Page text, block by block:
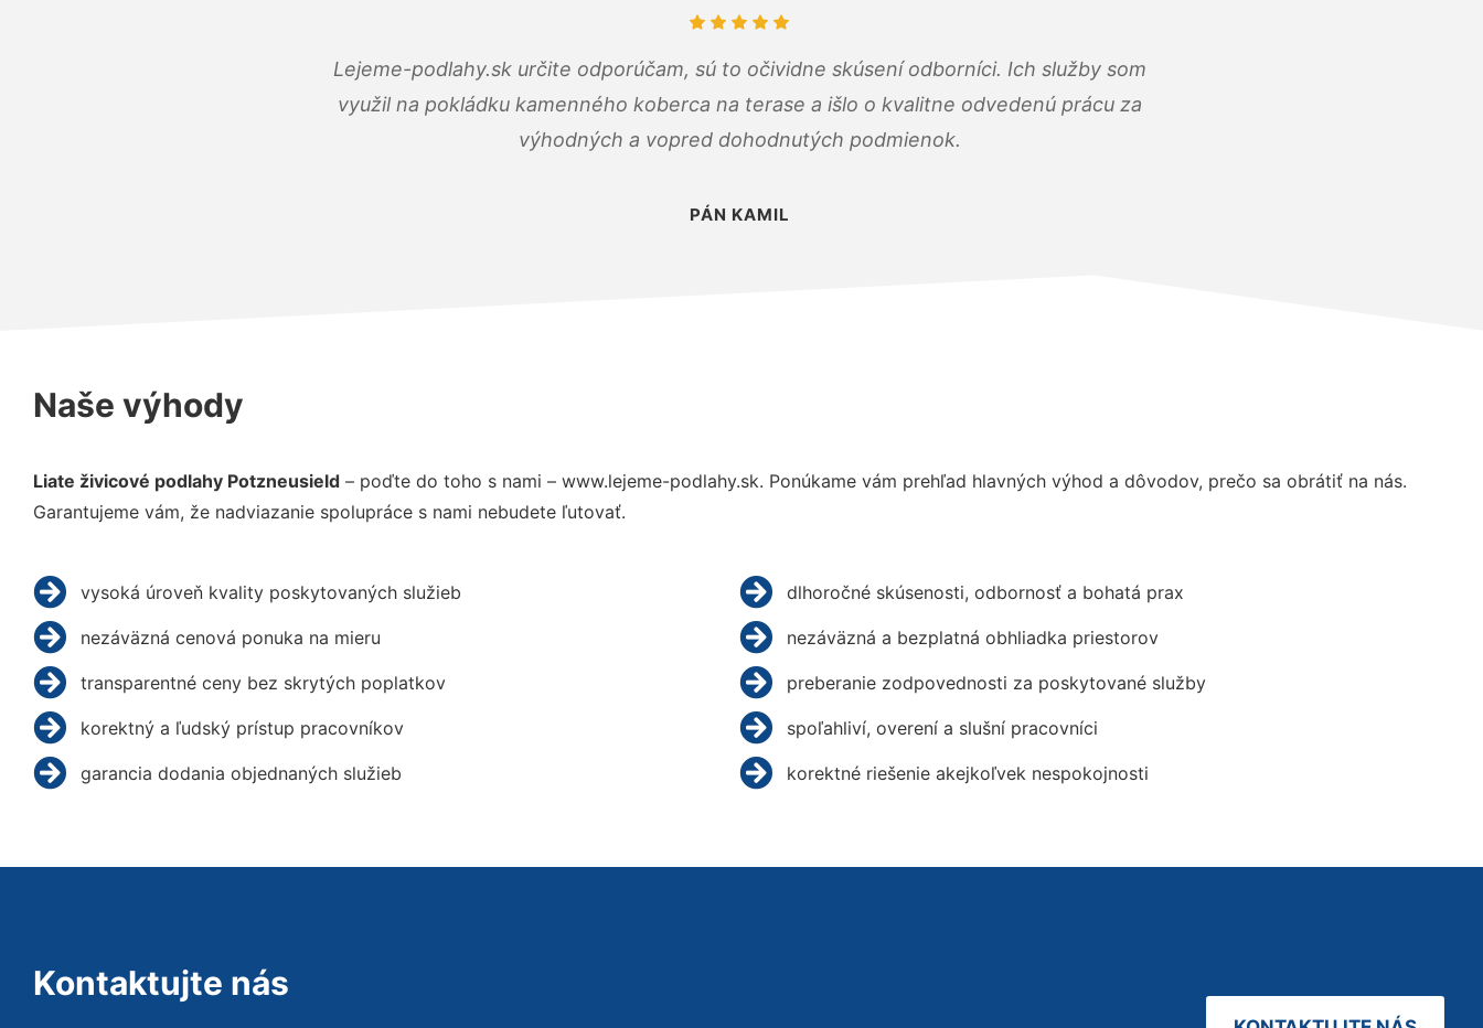
Lejeme-podlahy.sk určite odporúčam, sú to očividne skúsení odborníci. Ich služby som
využil na pokládku kamenného koberca na terase a išlo o kvalitne odvedenú prácu za
výhodných a vopred dohodnutých podmienok.
PÁN KAMIL
Naše výhody
Liate živicové podlahy Potzneusield – poďte do toho s nami – www.lejeme-podlahy.sk. Ponúkame vám prehľad hlavných výhod a dôvodov, prečo sa obrátiť na nás.
Garantujeme vám, že nadviazanie spolupráce s nami nebudete ľutovať.
vysoká úroveň kvality poskytovaných služieb
nezáväzná cenová ponuka na mieru
transparentné ceny bez skrytých poplatkov
korektný a ľudský prístup pracovníkov
garancia dodania objednaných služieb
dlhoročné skúsenosti, odbornosť a bohatá prax
nezáväzná a bezplatná obhliadka priestorov
preberanie zodpovednosti za poskytované služby
spoľahliví, overení a slušní pracovníci
korektné riešenie akejkoľvek nespokojnosti
Kontaktujte nás